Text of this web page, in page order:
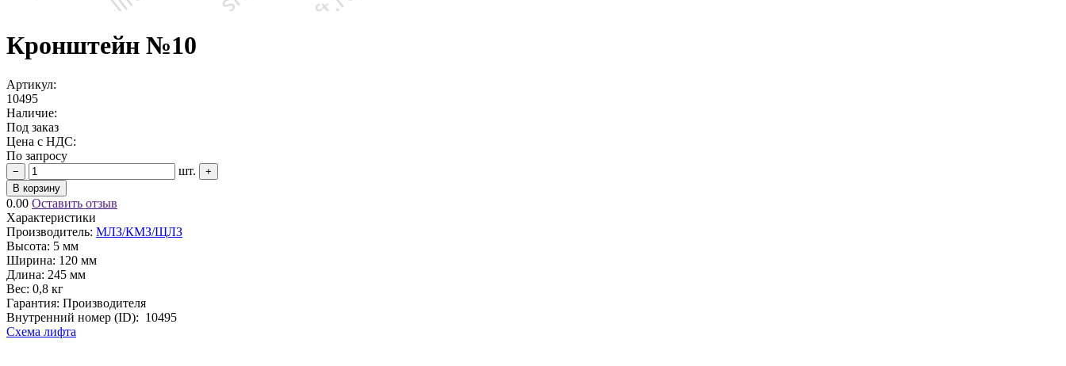
Кронштейн №10
Артикул:
10495
Наличие:
Под заказ
Цена с НДС:
По запросу
− шт.
+
В корзину
0.00 Оставить отзыв
Характеристики
Производитель: МЛЗ/КМЗ/ЩЛЗ
Высота: 5 мм
Ширина: 120 мм
Длина: 245 мм
Вес: 0,8 кг
Гарантия: Производителя
Внутренний номер (ID): 10495
Схема лифта